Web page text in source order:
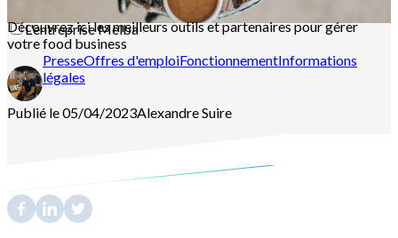
L'entreprise Melba
PresseOffres d'emploiFonctionnementInformations
légales
Découvrez ici les meilleurs outils et partenaires pour gérer
votre food business
Publié le 05/04/2023AlexandreSuire